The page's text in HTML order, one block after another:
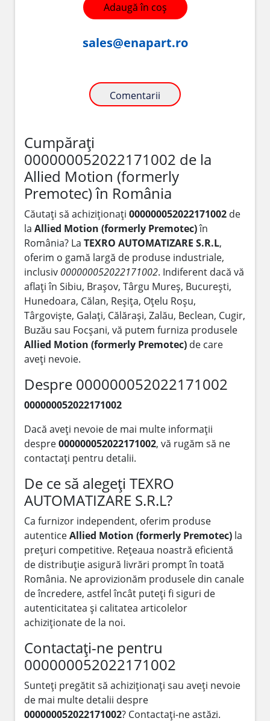
Adaugă în coș
sales@enapart.ro
Comentarii
Cumpărați
000000052022171002 de la
Allied Motion (formerly
Premotec) în România
Căutați să achiziționați 000000052022171002 de
la Allied Motion (formerly Premotec)în
România? La TEXRO AUTOMATIZARE S.R.L,
oferim o gamă largă de produse industriale,
inclusiv 000000052022171002. Indiferent dacă vă
aflați în Sibiu, Brașov, Târgu Mureș, București,
Hunedoara, Călan, Reșița, Oțelu Roșu,
Târgoviște, Galați, Călărași, Zalău, Beclean, Cugir,
Buzău sau Focșani, vă putem furniza produsele
Allied Motion (formerly Premotec) de care
aveți nevoie.
Despre 000000052022171002
000000052022171002
Dacă aveți nevoie de mai multe informații
despre000000052022171002, vă rugăm să ne
contactați pentru detalii.
De ce să alegeți TEXRO
AUTOMATIZARE S.R.L?
Ca furnizor independent, oferim produse
autenticeAllied Motion (formerly Premotec) la
prețuri competitive. Rețeaua noastră eficientă
de distribuție asigură livrări prompt în toată
România. Ne aprovizionăm produsele din canale
de încredere, astfel încât puteți fi siguri de
autenticitatea și calitatea articolelor
achiziționate de la noi.
Contactați-ne pentru
000000052022171002
Sunteți pregătit să achiziționați sau aveți nevoie
de mai multe detalii despre
000000052022171002? Contactați-ne astăzi.